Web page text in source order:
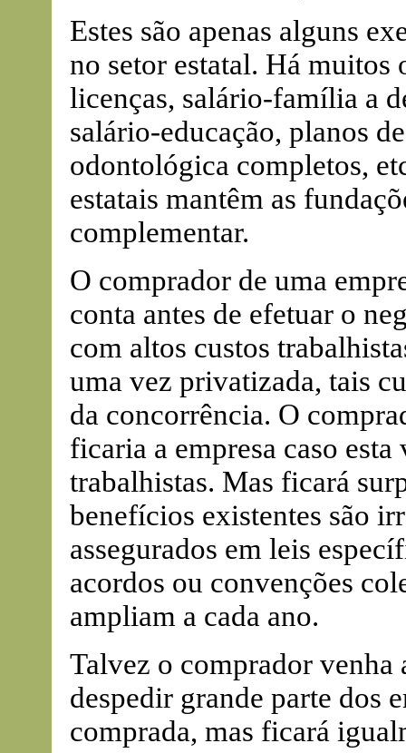
Estes são apenas alguns
no setor estatal. Há muitos
licenças, salário-família a
salário-educação, planos
odontológica completos,
estatais mantêm as
complementar.
O comprador de uma
conta antes de efetuar o
com altos custos
uma vez privatizada, tais
da concorrência. O
ficaria a empresa caso
trabalhistas. Mas ficará
benefícios existentes são
assegurados em leis
acordos ou convenções
ampliam a cada ano.
Talvez o comprador venha
despedir grande parte dos
comprada, mas ficará